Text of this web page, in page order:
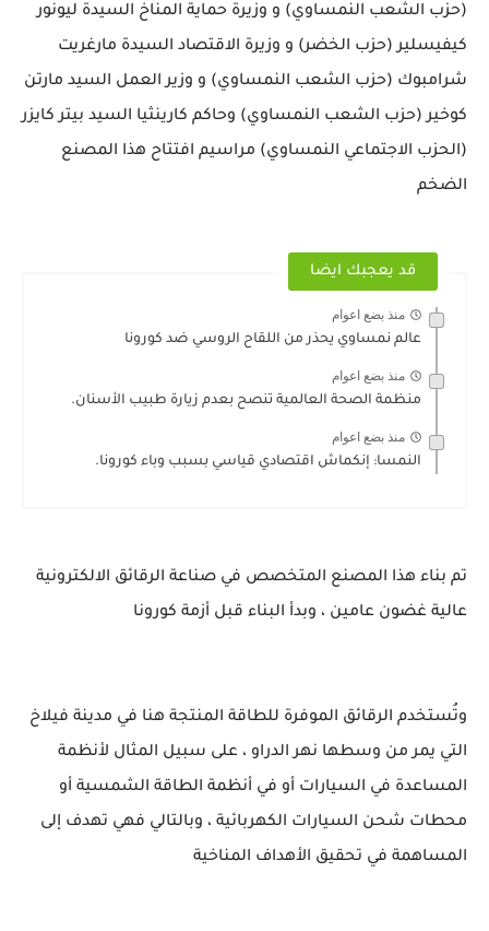
(حزب الشعب النمساوي) و وزيرة حماية المناخ السيدة ليونور
كيفيسلير (حزب الخضر) و وزيرة الاقتصاد السيدة مارغريت
شرامبوك (حزب الشعب النمساوي) و وزير العمل السيد مارتن
كوخير (حزب الشعب النمساوي) وحاكم كارينثيا السيد بيتر كايزر
(الحزب الاجتماعي النمساوي) مراسيم افتتاح هذا المصنع
الضخم
قد يعجبك ايضا
منذ بضع اعوام
عالم نمساوي يحذر من اللقاح الروسي ضد كورونا
منذ بضع اعوام
منظمة الصحة العالمية تنصح بعدم زيارة طبيب الأسنان.
منذ بضع اعوام
النمسا: إنكماش اقتصادي قياسي بسبب وباء كورونا.
تم بناء هذا المصنع المتخصص في صناعة الرقائق الالكترونية
عالية غضون عامين ، وبدأ البناء قبل أزمة كورونا
وتُستخدم الرقائق الموفرة للطاقة المنتجة هنا في مدينة فيلاخ
التي يمر من وسطها نهر الدراو ، على سبيل المثال لأنظمة
المساعدة في السيارات أو في أنظمة الطاقة الشمسية أو
محطات شحن السيارات الكهربائية ، وبالتالي فهي تهدف إلى
المساهمة في تحقيق الأهداف المناخية